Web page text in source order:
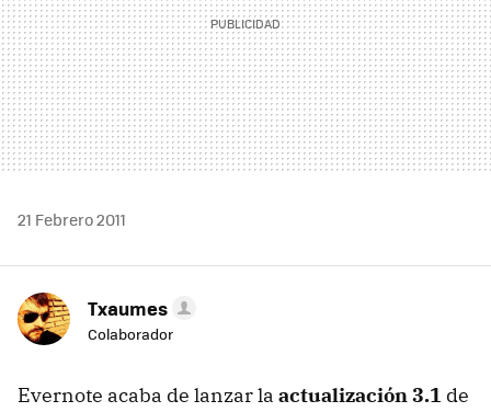
21 Febrero 2011
Txaumes
Colaborador
Evernote acaba de lanzar la actualización 3.1 de